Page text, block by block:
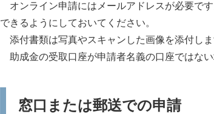
オンライン申請にはメールアドレスが必要で
できるようにしておいてください。
添付書類は写真やスキャンした画像を添付しま
助成金の受取口座が申請者名義の口座ではな
窓口または郵送での申請